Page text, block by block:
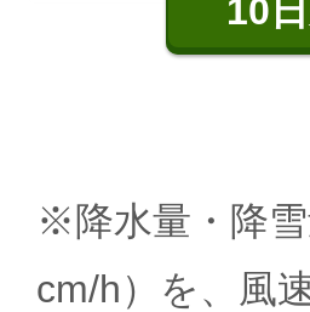
10
※降水量・降
cm/h）を、風